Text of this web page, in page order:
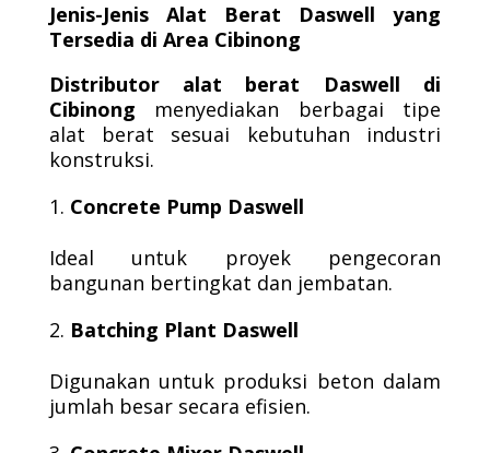
Jenis-Jenis Alat Berat Daswell yang
Tersedia di Area Cibinong
Distributor alat berat Daswell di
Cibinong menyediakan berbagai tipe
alat berat sesuai kebutuhan industri
konstruksi.
Concrete Pump Daswell
Ideal untuk proyek pengecoran
bangunan bertingkat dan jembatan.
Batching Plant Daswell
Digunakan untuk produksi beton dalam
jumlah besar secara efisien.